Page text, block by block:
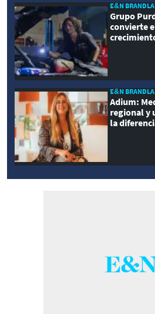
E&N
Grupo
convierte
E&N
Adium:
regional y
la